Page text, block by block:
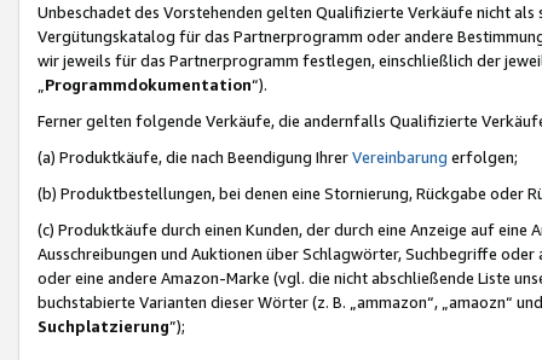
Unbeschadet des Vorstehenden gelten Qualifizierte Verkäufe nicht
Vergütungskatalog für das Partnerprogramm oder andere
wir jeweils für das Partnerprogramm festlegen, einschließlich der
Programmdokumentation“).
Ferner gelten folgende Verkäufe, die andernfalls Qualifizierte
(a) Produktkäufe, die nach Beendigung IhrerVereinbarung erfolgen;
(b) Produktbestellungen, bei denen eine Stornierung, Rückgabe oder
(c) Produktkäufe durch einen Kunden, der durch eine Anzeige auf
Ausschreibungen und Auktionen über Schlagwörter, Suchbegriffe
oder eine andere Amazon-Marke (vgl. die nicht abschließende Liste
buchstabierte Varianten dieser Wörter (z. B. „ammazon“, „amaozn“
Suchplatzierung”);